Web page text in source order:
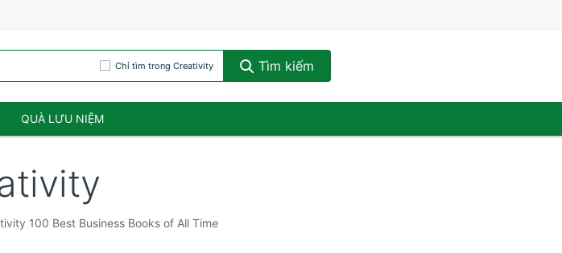
Chỉ tìm trong Creativity Tìm kiếm
QUÀ LƯU NIỆM
100 Best Business Books of All Time